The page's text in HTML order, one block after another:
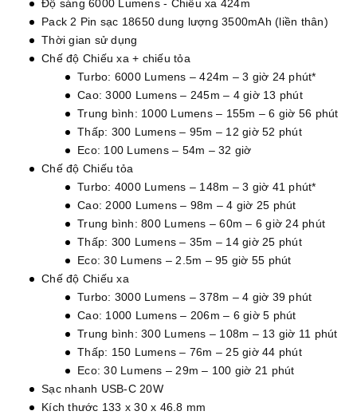
Độ sáng 6000 Lumens - Chiếu xa 424m
Pack 2 Pin sạc 18650 dung lượng 3500mAh (liền thân)
Thời gian sử dụng
Chế độ Chiếu xa + chiếu tỏa
Turbo: 6000 Lumens – 424m – 3 giờ 24 phút*
Cao: 3000 Lumens – 245m – 4 giờ 13 phút
Trung bình: 1000 Lumens – 155m – 6 giờ 56 phút
Thấp: 300 Lumens – 95m – 12 giờ 52 phút
Eco: 100 Lumens – 54m – 32 giờ
Chế độ Chiếu tỏa
Turbo: 4000 Lumens – 148m – 3 giờ 41 phút*
Cao: 2000 Lumens – 98m – 4 giờ 25 phút
Trung bình: 800 Lumens – 60m – 6 giờ 24 phút
Thấp: 300 Lumens – 35m – 14 giờ 25 phút
Eco: 30 Lumens – 2.5m – 95 giờ 55 phút
Chế độ Chiếu xa
Turbo: 3000 Lumens – 378m – 4 giờ 39 phút
Cao: 1000 Lumens – 206m – 6 giờ 5 phút
Trung bình: 300 Lumens – 108m – 13 giờ 11 phút
Thấp: 150 Lumens – 76m – 25 giờ 44 phút
Eco: 30 Lumens – 29m – 100 giờ 21 phút
Sạc nhanh USB-C 20W
Kích thước 133 x 30 x 46.8 mm